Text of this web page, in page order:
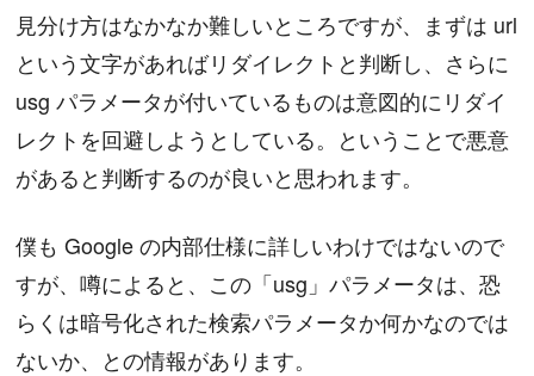
見分け方はなかなか難しいところですが、まずは url
という文字があればリダイレクトと判断し、さらに
usg パラメータが付いているものは意図的にリダイ
レクトを回避しようとしている。ということで悪意
があると判断するのが良いと思われます。
僕も Google の内部仕様に詳しいわけではないので
すが、噂によると、この「usg」パラメータは、恐
らくは暗号化された検索パラメータか何かなのでは
ないか、との情報があります。